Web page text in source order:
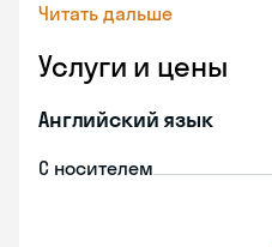
Читать дальше
Услуги и цены
Английский язык
С носителем